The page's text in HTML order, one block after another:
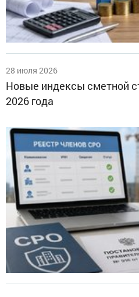
28 июля 2026
Новые индексы сметной
2026 года